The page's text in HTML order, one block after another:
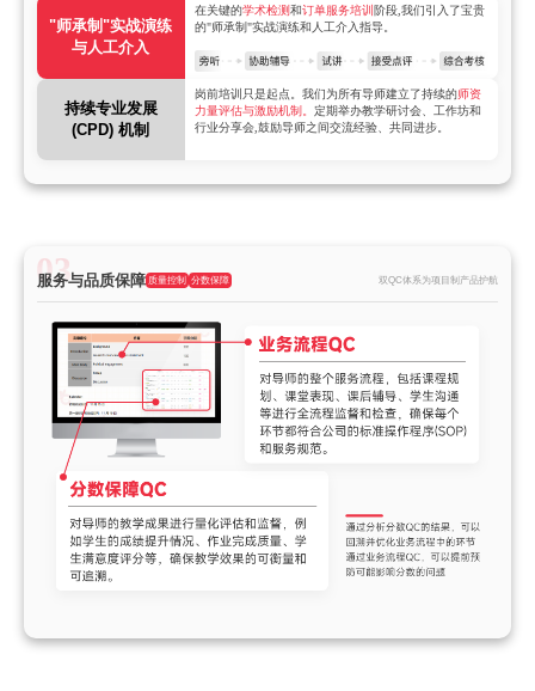
"师承制"实战演练
与人工介入
在关键的学术检测和订单服务培训 阶段,我们引入了宝贵
的"师承制"实战演练和人工介入指导。
持续专业发展
(CPD) 机制
岗前培训只是起点。我们为所有导师建立了持续的师资
力量评估与激励机制。 定期举办教学研讨会、工作坊和
行业分享会,鼓励导师之间交流经验、共同进步。
服务与品质保障 质量控制 分数保障 双QC体系为项目制产品护航